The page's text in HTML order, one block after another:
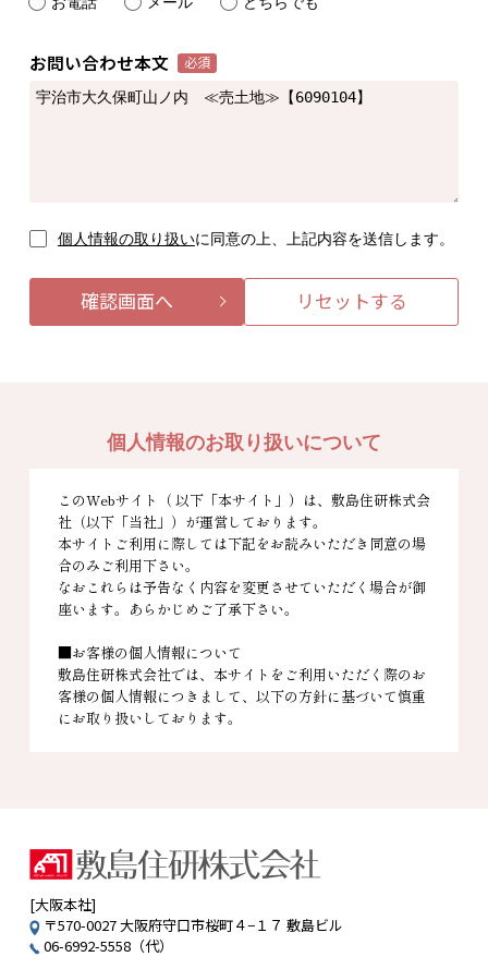
お問い合わせ本文 必須
個人情報の取り扱いに同意の上、上記内容を送信します。
確認画面へ リセットする
個人情報のお取り扱いについて
このWebサイト（ 以下「本サイト」）は、敷島住研株式会
社（以下「当社」）が運営しております。
本サイトご利用に際しては下記をお読みいただき同意の場
合のみご利用下さい。
なおこれらは予告なく内容を変更させていただく場合が御
座います。あらかじめご了承下さい。
お客様の個人情報について
敷島住研株式会社では、本サイトをご利用いただく際のお
客様の個人情報につきまして、以下の方針に基づいて慎重
にお取り扱いしております。
ていただいております。
また、それ以外の質問をさせていただく場合があります
でご選択、ご回答いただけるものです。
なお、当社が、お客様の事前の承諾なしに個人情報を改変
することはありません。
[大阪本社]
〒570-0027 大阪府守口市桜町４−１７ 敷島ビル
06-6992-5558（代）